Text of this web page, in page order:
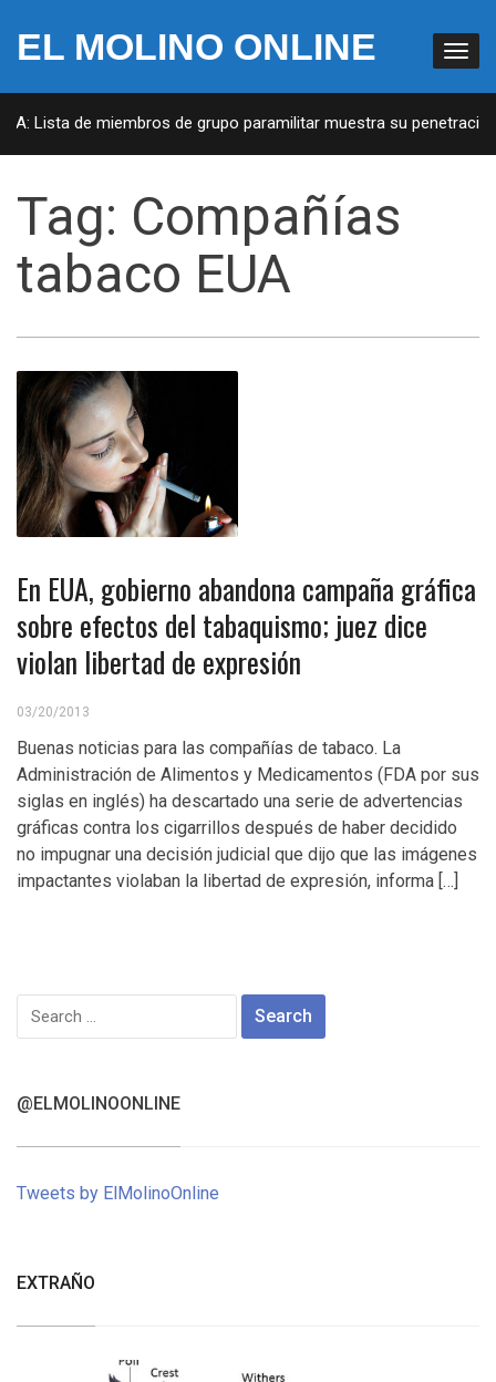
EL MOLINO ONLINE
Lista de miembros de grupo paramilitar muestra su penetración
Tag: Compañías
tabaco EUA
En EUA, gobierno abandona campaña gráfica
sobre efectos del tabaquismo; juez dice
violan libertad de expresión
03/20/2013
Buenas noticias para las compañías de tabaco. La
Administración de Alimentos y Medicamentos (FDA por sus
siglas en inglés) ha descartado una serie de advertencias
gráficas contra los cigarrillos después de haber decidido
no impugnar una decisión judicial que dijo que las imágenes
impactantes violaban la libertad de expresión, informa […]
Search
for:
@ELMOLINOONLINE
Tweets by ElMolinoOnline
EXTRAÑO